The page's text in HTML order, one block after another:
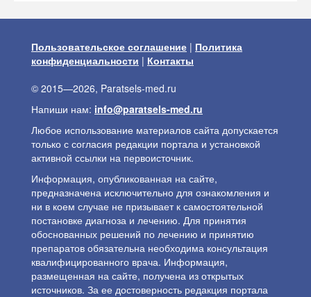
Пользовательское соглашение | Политика
конфиденциальности | Контакты
© 2015—2026, Paratsels-med.ru
Напиши нам: info@paratsels-med.ru
Любое использование материалов сайта допускается
только с согласия редакции портала и установкой
активной ссылки на первоисточник.
Информация, опубликованная на сайте,
предназначена исключительно для ознакомления и
ни в коем случае не призывает к самостоятельной
постановке диагноза и лечению. Для принятия
обоснованных решений по лечению и принятию
препаратов обязательна необходима консультация
квалифицированного врача. Информация,
размещенная на сайте, получена из открытых
источников. За ее достоверность редакция портала